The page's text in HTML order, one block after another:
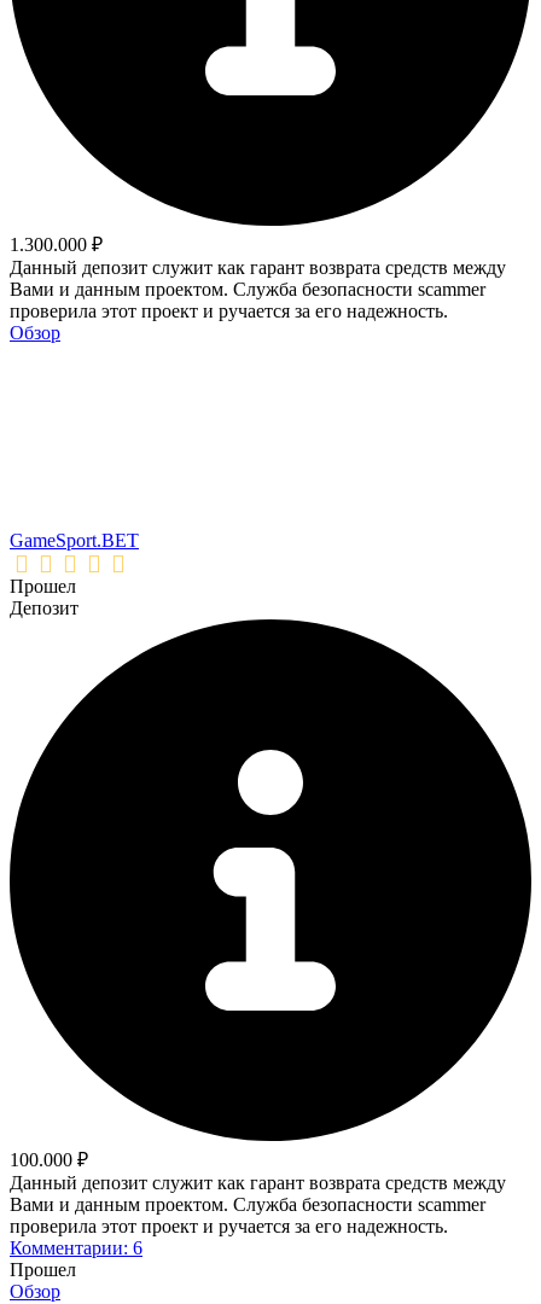
1.300.000 ₽
Данный депозит служит как гарант возврата средств между
Вами и данным проектом. Служба безопасности scammer
проверила этот проект и ручается за его надежность.
Обзор
GameSport.BET
Прошел
Депозит
100.000 ₽
Данный депозит служит как гарант возврата средств между
Вами и данным проектом. Служба безопасности scammer
проверила этот проект и ручается за его надежность.
Комментарии: 6
Прошел
Обзор